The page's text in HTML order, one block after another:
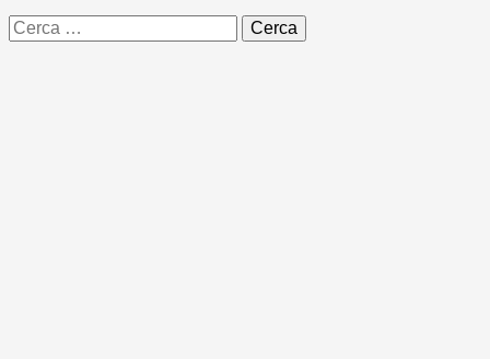
Ricerca
per: